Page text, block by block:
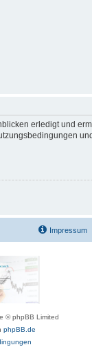
erledigt und
Impressum
© phpBB Limited
phpBB.de